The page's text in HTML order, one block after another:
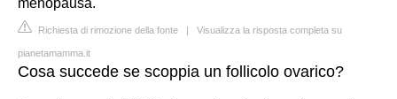
Richiesta di rimozione della fonte | Visualizza la risposta completa su
pianetamamma.it
Cosa succede se scoppia un follicolo ovarico?